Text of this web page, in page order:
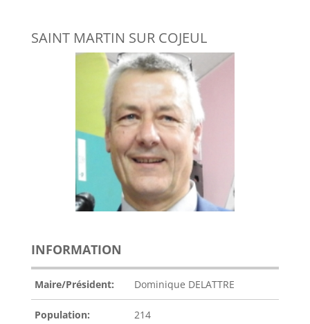
SAINT MARTIN SUR COJEUL
INFORMATION
Maire/Président: Dominique DELATTRE
Population: 214